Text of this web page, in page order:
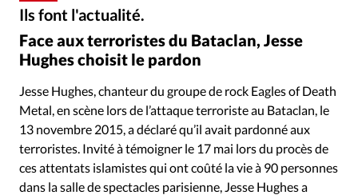
Faire un don
Emploi
Édition: Internationale
Devise:CHF
RUBRIQUES
Tous les articles
Actualité chrétienne
Ils font l'actualité.
Face aux terroristes du Bataclan, Jesse
Hughes choisit le pardon
Jesse Hughes, chanteur du groupe de rock Eagles of Death
Metal, en scène lors de l’attaque terroriste au Bataclan, le
13 novembre 2015, a déclaré qu’il avait pardonné aux
terroristes. Invité à témoigner le 17 mai lors du procès de
ces attentats islamistes qui ont coûté la vie à 90 personnes
dans la salle de spectacles parisienne, Jesse Hughes a